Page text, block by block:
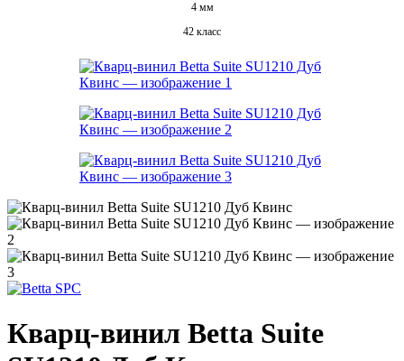
4 мм
42 класс
Кварц-винил Betta Suite